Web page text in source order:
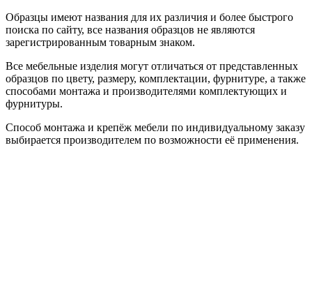
Образцы имеют названия для их различия и более быстрого
поиска по сайту, все названия образцов не являются
зарегистрированным товарным знаком.
Все мебельные изделия могут отличаться от представленных
образцов по цвету, размеру, комплектации, фурнитуре, а также
способами монтажа и производителями комплектующих и
фурнитуры.
Способ монтажа и крепёж мебели по индивидуальному заказу
выбирается производителем по возможности её применения.